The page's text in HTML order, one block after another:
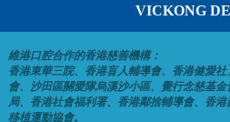
VICKONG
維港口腔合作的香港慈善機構：
香港東華三院、香港盲人輔導會、香港健愛
會、沙田區關愛隊烏溪沙小區、覺行念慈基
局、香港社會福利署、香港鄰捨輔導會、香
移植運動協會。